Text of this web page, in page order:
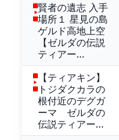
賢者の遺志 入手
場所１ 星見の島
ゲルド高地上空
【ゼルダの伝説
ティアー...
【ティアキン】
トジダクカラの
根付近のデグガ
ーマ ゼルダの
伝説ティアー...